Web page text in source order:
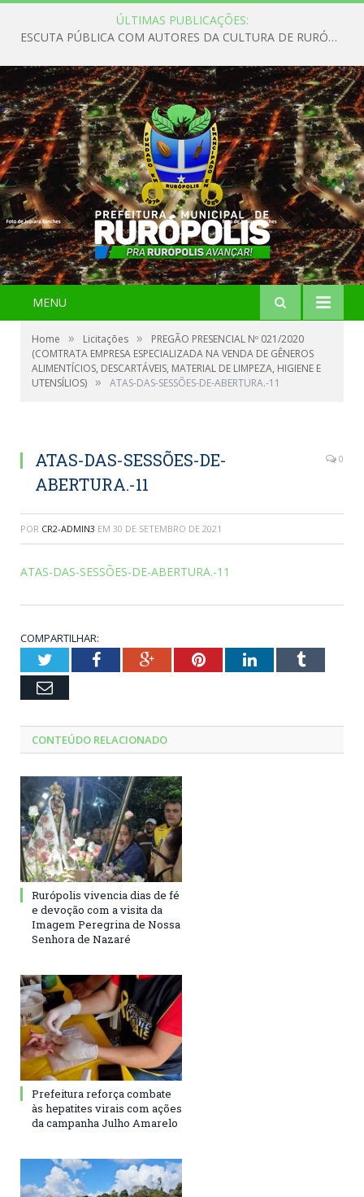
ÚLTIMAS PUBLICAÇÕES:
ESCUTA PÚBLICA COM AUTORES DA CULTURA DE RURÓPOLIS
MENU
Home » Licitações »
PREGÃO PRESENCIAL Nº 021/2020
(COMTRATA EMPRESA ESPECIALIZADA NA VENDA DE GÊNEROS
ALIMENTÍCIOS, DESCARTÁVEIS, MATERIAL DE LIMPEZA, HIGIENE E
UTENSÍLIOS) » ATAS-DAS-SESSÕES-DE-ABERTURA.-11
ATAS-DAS-SESSÕES-DE-
ABERTURA.-11
0
POR CR2-ADMIN3 EM 30 DE SETEMBRO DE 2021
ATAS-DAS-SESSÕES-DE-ABERTURA.-11
COMPARTILHAR:
TwitterFacebookGoogle+PinterestLinkedInTumblr
Email
CONTEÚDO RELACIONADO
Rurópolis vivencia dias de fé
e devoção com a visita da
Imagem Peregrina de Nossa
Senhora de Nazaré
Prefeitura reforça combate
às hepatites virais com ações
da campanha Julho Amarelo